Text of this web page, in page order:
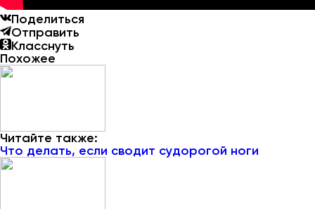
Поделиться
Отправить
Класснуть
Похожее
Читайте также:
Что делать, если сводит судорогой ноги